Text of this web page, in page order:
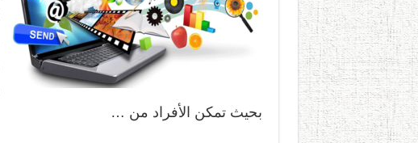
بحيث تمكن الأفراد من …